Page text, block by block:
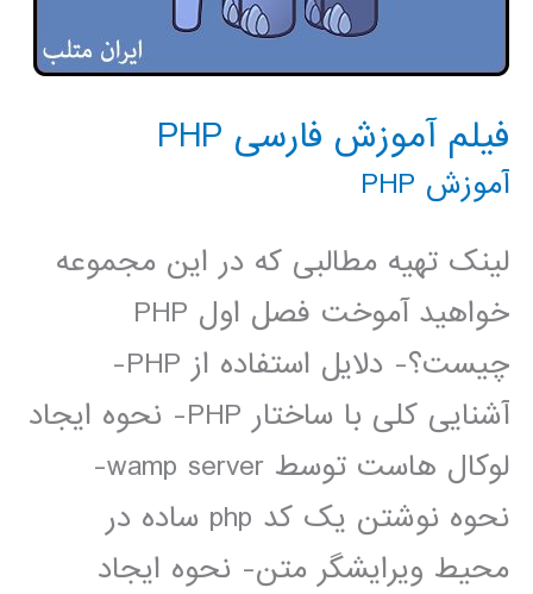
فیلم آموزش فارسی PHP
آموزش PHP
لینک تهیه مطالبی که در این مجموعه
خواهید آموخت فصل اول PHP
چیست؟- دلایل استفاده از PHP-
آشنایی کلی با ساختار PHP- نحوه ایجاد
لوکال هاست توسط wamp server-
نحوه نوشتن یک کد php ساده در
محیط ویرایشگر متن- نحوه ایجاد